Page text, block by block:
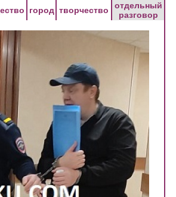
город творчество
отдельный
разговор